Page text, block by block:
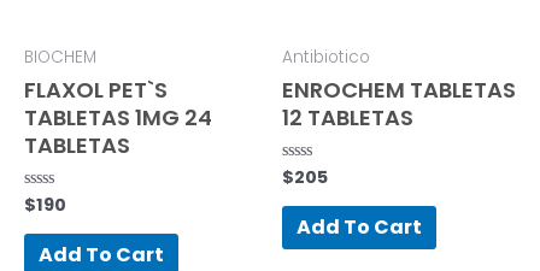
BIOCHEM
FLAXOL PET`S
TABLETAS 1MG 24
TABLETAS
Rated
0
out
$190
Add To Cart
Antibiotico
ENROCHEM TABLETAS
12 TABLETAS
Rated
0
out
$205
Add To Cart